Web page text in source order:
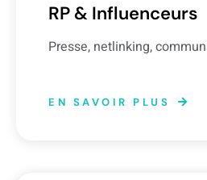
RP & Influenceurs
Presse, netlinking,
EN SAVOIR PLUS